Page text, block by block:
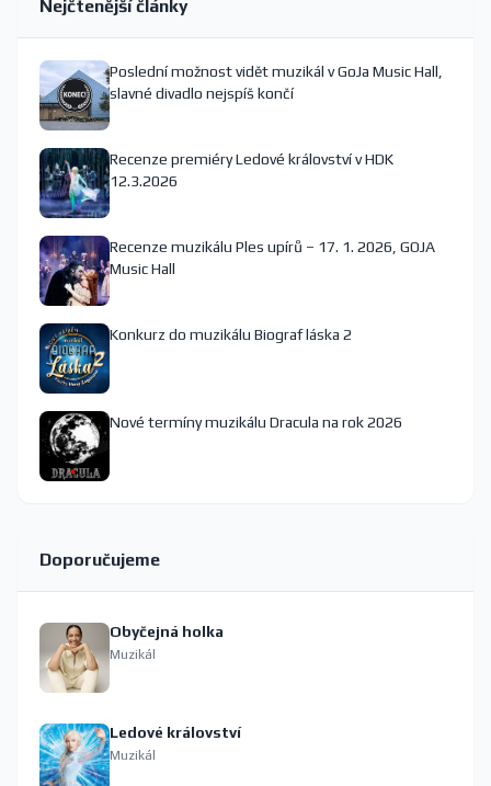
Nejčtenější články
Poslední možnost vidět muzikál v GoJa Music Hall,
slavné divadlo nejspíš končí
Recenze premiéry Ledové království v HDK
12.3.2026
Recenze muzikálu Ples upírů – 17. 1. 2026, GOJA
Music Hall
Konkurz do muzikálu Biograf láska 2
Nové termíny muzikálu Dracula na rok 2026
Doporučujeme
Obyčejná holka
Muzikál
Ledové království
Muzikál